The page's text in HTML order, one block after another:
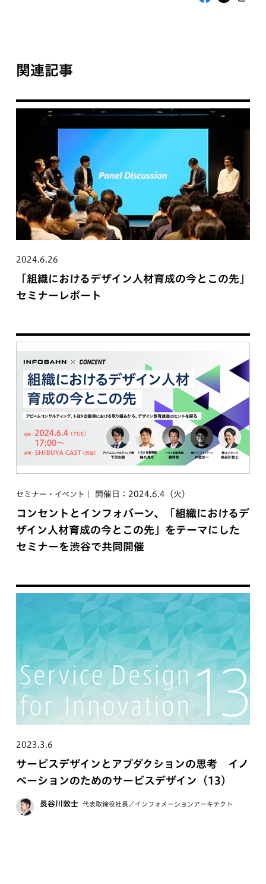
関連記事
2024.6.26
「組織におけるデザイン人材育成の今とこの先」
セミナーレポート
セミナー・イベント 開催日：2024.6.4（火）
コンセントとインフォバーン、「組織におけるデ
ザイン人材育成の今とこの先」をテーマにした
セミナーを渋谷で共同開催
2023.3.6
サービスデザインとアブダクションの思考 イノ
ベーションのためのサービスデザイン（13）
長谷川敦士 代表取締役社長／インフォメーションアーキテクト